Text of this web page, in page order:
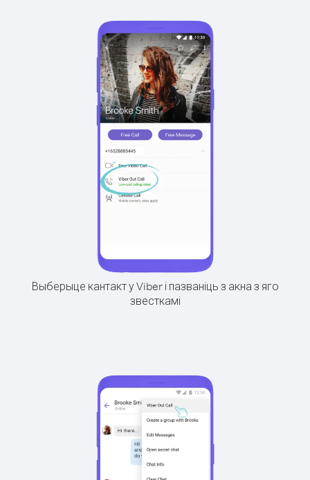
Выберыце кантакт у Viber і пазваніць з акна з яго
звесткамі